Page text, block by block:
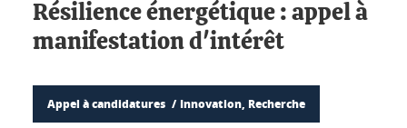
Résilience énergétique : appel à
manifestation d'intérêt
Appel à candidatures Innovation, Recherche